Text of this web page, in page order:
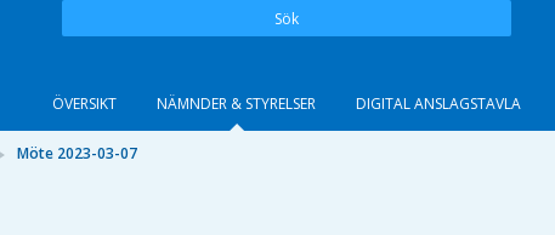
Sök
ÖVERSIKT NÄMNDER & STYRELSER DIGITAL ANSLAGSTAVLA
Möte 2023-03-07